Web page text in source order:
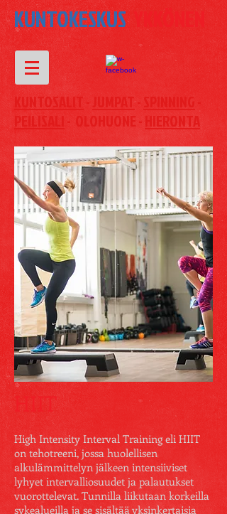
KUNTOKESKUS YKKÖNEN
KUNTOSALIT - JUMPAT- SPINNING
PEILISALI - OLOHUONE -HIERONTA
HIIT
High Intensity Interval Training eli HIIT
on tehotreeni, jossa huolellisen
alkulämmittelyn jälkeen intensiiviset
lyhyet intervalliosuudet ja palautukset
vuorottelevat. Tunnilla liikutaan korkeilla
sykealueilla ja se sisältää yksinkertaisia